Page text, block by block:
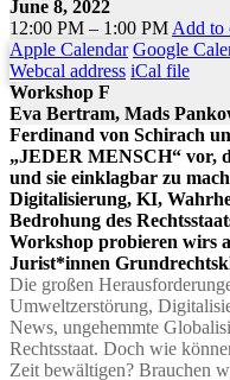
June 8, 2022
12:00 PM – 1:00 PM Add to
Apple Calendar Google
Webcal address iCal file
Workshop F
Eva Bertram, Mads
Ferdinand von Schirach
„JEDER MENSCH“ vor,
und sie einklagbar zu
Digitalisierung, KI,
Bedrohung des
Workshop probieren wirs
Jurist*innen
Die großen
Umweltzerstörung,
News, ungehemmte
Rechtsstaat. Doch wie
Zeit bewältigen? Brauchen